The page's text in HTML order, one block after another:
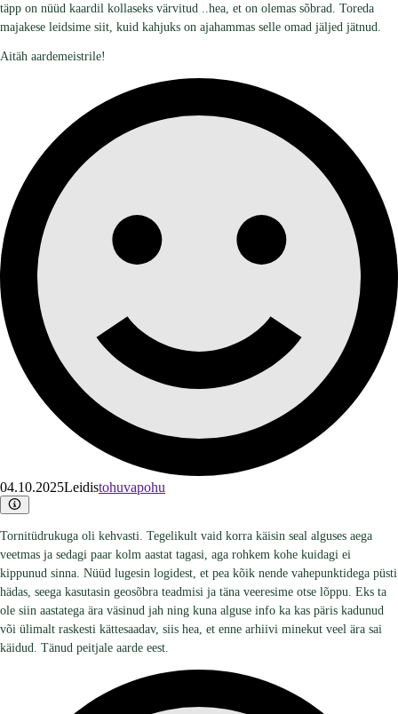
täpp on nüüd kaardil kollaseks värvitud ..hea, et on olemas sõbrad. Toreda
majakese leidsime siit, kuid kahjuks on ajahammas selle omad jäljed jätnud.
Aitäh aardemeistrile!
04.10.2025Leidistohuvapohu
Tornitüdrukuga oli kehvasti. Tegelikult vaid korra käisin seal alguses aega
veetmas ja sedagi paar kolm aastat tagasi, aga rohkem kohe kuidagi ei
kippunud sinna. Nüüd lugesin logidest, et pea kõik nende vahepunktidega püsti
hädas, seega kasutasin geosõbra teadmisi ja täna veeresime otse lõppu. Eks ta
ole siin aastatega ära väsinud jah ning kuna alguse info ka kas päris kadunud
või ülimalt raskesti kättesaadav, siis hea, et enne arhiivi minekut veel ära sai
käidud. Tänud peitjale aarde eest.